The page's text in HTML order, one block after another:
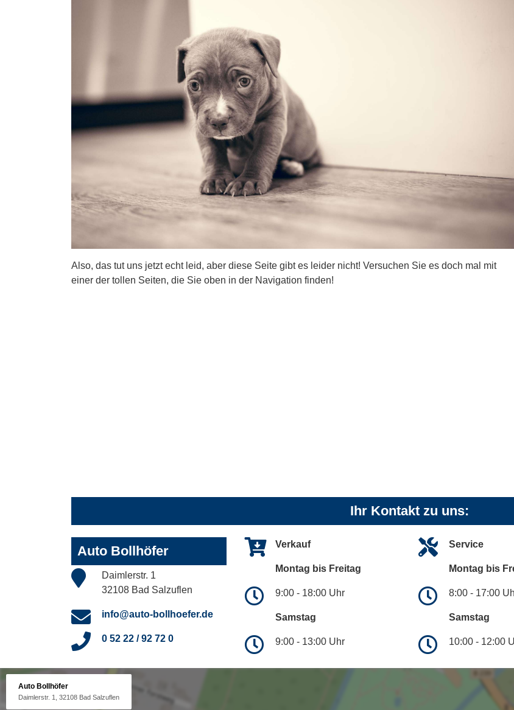
Also, das tut uns jetzt echt leid, aber diese Seite gibt es leider nicht! Versuchen Sie es doch mal mit
einer der tollen Seiten, die Sie oben in der Navigation finden!
Ihr Kontakt zu uns:
Auto Bollhöfer
Daimlerstr. 1
32108 Bad Salzuflen
info@auto-bollhoefer.de
0 52 22 / 92 72 0
Verkauf
Montag bis Freitag
9:00 - 18:00 Uhr
Samstag
9:00 - 13:00 Uhr
Service
Montag bis
8:00 - 17:00
Samstag
10:00 - 12:00
Auto Bollhöfer
Daimlerstr. 1, 32108 Bad Salzuflen